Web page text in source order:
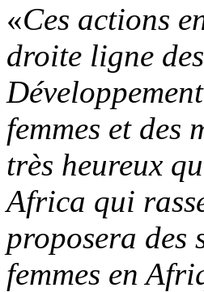
«Ces actions
droite ligne
femmes et des
très heureux
Africa qui
proposera des
femmes en